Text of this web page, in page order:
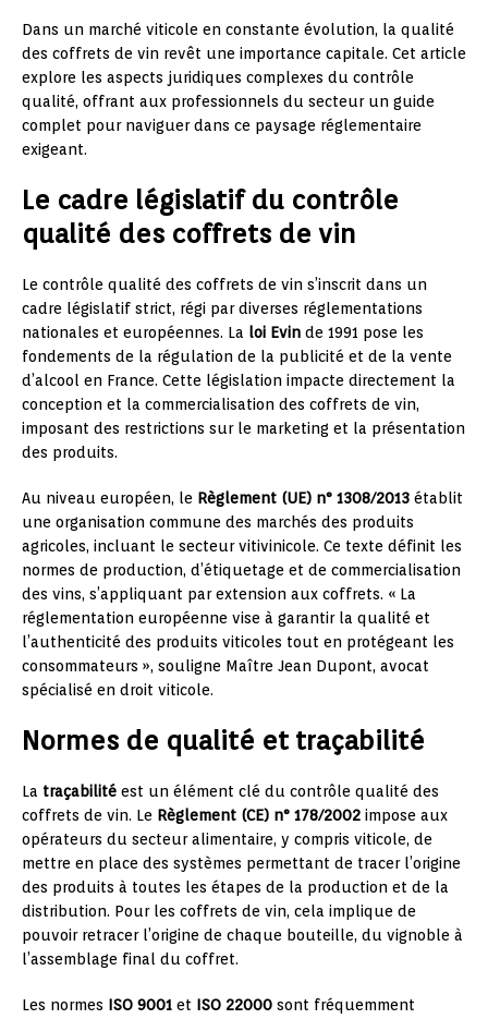
Dans un marché viticole en constante évolution, la qualité
des coffrets de vin revêt une importance capitale. Cet article
explore les aspects juridiques complexes du contrôle
qualité, offrant aux professionnels du secteur un guide
complet pour naviguer dans ce paysage réglementaire
exigeant.
Le cadre législatif du contrôle
qualité des coffrets de vin
Le contrôle qualité des coffrets de vin s’inscrit dans un
cadre législatif strict, régi par diverses réglementations
nationales et européennes. La loi Evin de 1991 pose les
fondements de la régulation de la publicité et de la vente
d’alcool en France. Cette législation impacte directement la
conception et la commercialisation des coffrets de vin,
imposant des restrictions sur le marketing et la présentation
des produits.
Au niveau européen, le Règlement (UE) n° 1308/2013 établit
une organisation commune des marchés des produits
agricoles, incluant le secteur vitivinicole. Ce texte définit les
normes de production, d’étiquetage et de commercialisation
des vins, s’appliquant par extension aux coffrets. « La
réglementation européenne vise à garantir la qualité et
l’authenticité des produits viticoles tout en protégeant les
consommateurs », souligne Maître Jean Dupont, avocat
spécialisé en droit viticole.
Normes de qualité et traçabilité
La traçabilité est un élément clé du contrôle qualité des
coffrets de vin. Le Règlement (CE) n° 178/2002 impose aux
opérateurs du secteur alimentaire, y compris viticole, de
mettre en place des systèmes permettant de tracer l’origine
des produits à toutes les étapes de la production et de la
distribution. Pour les coffrets de vin, cela implique de
pouvoir retracer l’origine de chaque bouteille, du vignoble à
l’assemblage final du coffret.
Les normes ISO 9001 et ISO 22000 sont fréquemment